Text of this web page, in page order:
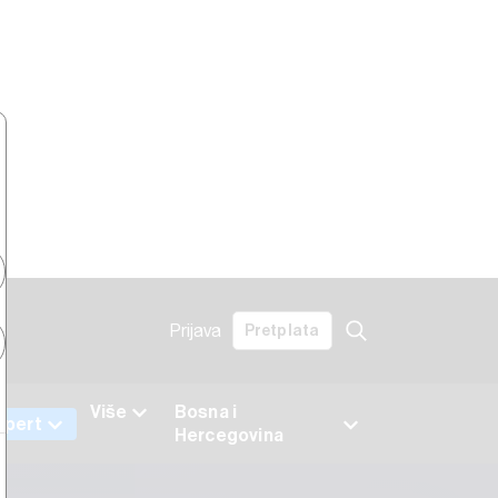
Prijava Pretplata
Bosna i
Hercegovina
Više